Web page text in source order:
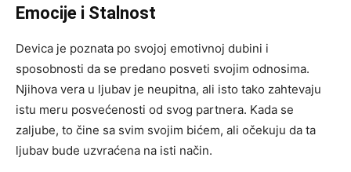
Emocije i Stalnost
Devica je poznata po svojoj emotivnoj dubini i
sposobnosti da se predano posveti svojim odnosima.
Njihova vera u ljubav je neupitna, ali isto tako zahtevaju
istu meru posvećenosti od svog partnera. Kada se
zaljube, to čine sa svim svojim bićem, ali očekuju da ta
ljubav bude uzvraćena na isti način.